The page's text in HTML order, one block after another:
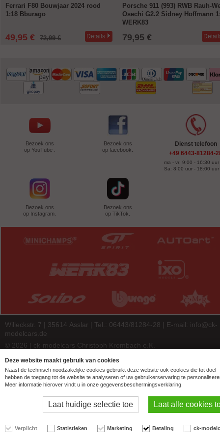
Ferrari F80 Bouwjaar 2024 rood
1:18 Bburago
49,95 € 72,99 € Details
Porsche 911 (993) RWB Rauh-
Osechi G2.2 Sidney Hoffmann
WERK83
79,95 €
Bezoek ons
op YouTube .
Bezoek ons
op facebook.
Bezoek ons
op Instagram.
Bezoek ons
op TikTok.
Dienst telefoon
+49 6443-81284-
ma - vr: 9:00 - 16:30 uur
Sa: 8:00 uur - 18:00 uur
Willeckstr. 7 | 35614 Asslar | Tel.: 06443/81284-28 | E-mail: info@ck-
modelcars.de
© 2026 | ck-modelcars Christoph Krombach e.K.
4.9/5.00of7438 ck-modelcars.de customer reviews | Trusted Shops
Deze website maakt gebruik van cookies
Naast de technisch noodzakelijke cookies gebruikt deze website ook cookies die tot doel
hebben de toegang tot de website te analyseren of uw gebruikerservaring te
Meer informatie hierover vindt u in onze gegevensbeschermingsverklaring.
Laat huidige selectie toe Laat alle cookies
Verplicht Statistieken Marketing Betaling ck-